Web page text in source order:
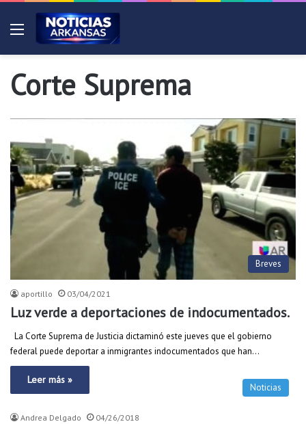
Menú
Corte Suprema
Breves
aportillo 03/04/2021
Luz verde a deportaciones de indocumentados.
La Corte Suprema de Justicia dictaminó este jueves que el gobierno
federal puede deportar a inmigrantes indocumentados que han…
Leer más »
Noticias
Andrea Delgado 04/26/2018